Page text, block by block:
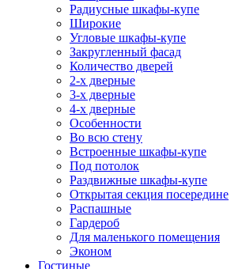
Радиусные шкафы-купе
Широкие
Угловые шкафы-купе
Закругленный фасад
Количество дверей
2-х дверные
3-х дверные
4-х дверные
Особенности
Во всю стену
Встроенные шкафы-купе
Под потолок
Раздвижные шкафы-купе
Открытая секция посередине
Распашные
Гардероб
Для маленького помещения
Эконом
Гостиные